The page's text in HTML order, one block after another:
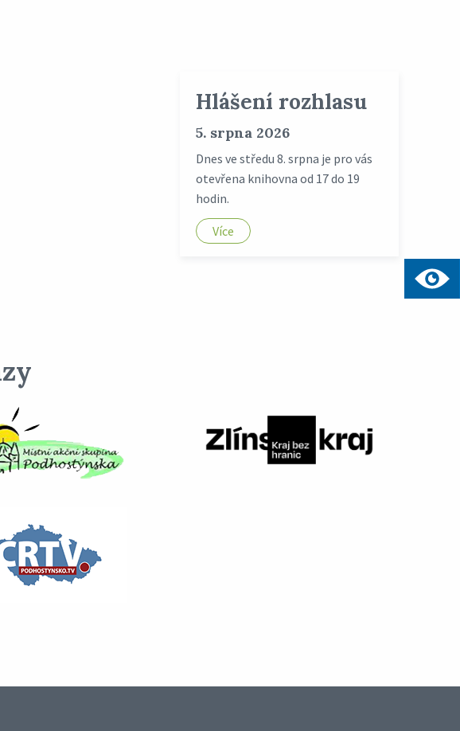
Hlášení rozhlasu
5. srpna 2026
Dnes ve středu 8. srpna je pro vás
otevřena knihovna od 17 do 19
hodin.
Více